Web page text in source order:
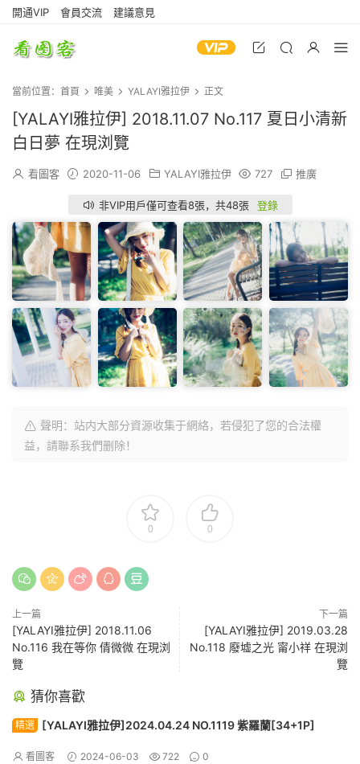
開通VIP 會員交流 建議意見
當前位置： 首頁 唯美 YALAYI雅拉伊 正文
[YALAYI雅拉伊] 2018.11.07 No.117 夏日小清新
白日夢 在現浏覽
看圖客 2020-11-06 YALAYI雅拉伊 727 推廣
非VIP用戶僅可查看8張，共48張 登錄
聲明：站内大部分資源收集于網絡，若侵犯了您的合法權
益，請聯系我們删除！
0 0
上一篇
[YALAYI雅拉伊] 2018.11.06
No.116 我在等你 倩微微 在現浏
覽
下一篇
[YALAYI雅拉伊] 2019.03.28
No.118 廢墟之光 甯小祥 在現浏
覽
猜你喜歡
精選 [YALAYI雅拉伊]2024.04.24 NO.1119 紫羅蘭[34+1P]
看圖客 2024-06-03 722 0